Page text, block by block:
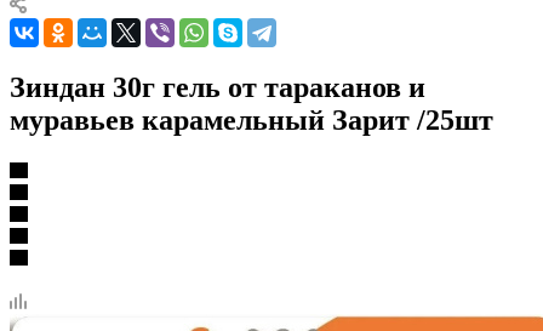
Зиндан 30г гель от тараканов и
муравьев карамельный Зарит /25шт